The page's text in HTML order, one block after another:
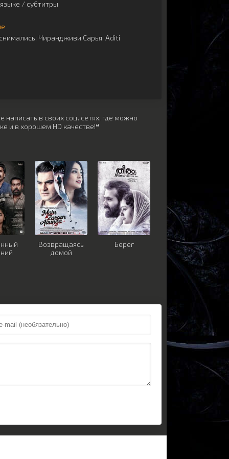
/ субтитры
Чирандживи Сарья, Aditi
в своих соц. сетях, где можно
и в хорошем HD качестве!❝
Возвращаясь
домой
Берег